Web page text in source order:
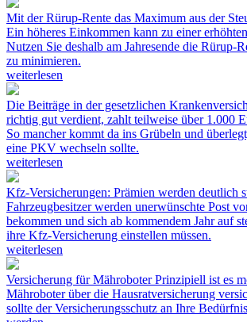
Mit der Rürup-Rente das Maximum aus der
Ein höheres Einkommen kann zu einer
Nutzen Sie deshalb am Jahresende die Rürup-
zu minimieren.
weiterlesen
Die Beiträge in der gesetzlichen
richtig gut verdient, zahlt teilweise über 1.000
So mancher kommt da ins Grübeln und
eine PKV wechseln sollte.
weiterlesen
Kfz-Versicherungen: Prämien werden deutlich
Fahrzeugbesitzer werden unerwünschte Post
bekommen und sich ab kommendem Jahr auf
ihre Kfz-Versicherung einstellen müssen.
weiterlesen
Versicherung für MähroboterPrinzipiell ist es
Mähroboter über die Hausratversicherung
sollte der Versicherungsschutz an Ihre